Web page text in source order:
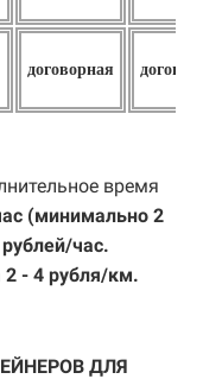
договорная
время
(минимально 2
час.
2 - 4 рубля/км.
ДЛЯ